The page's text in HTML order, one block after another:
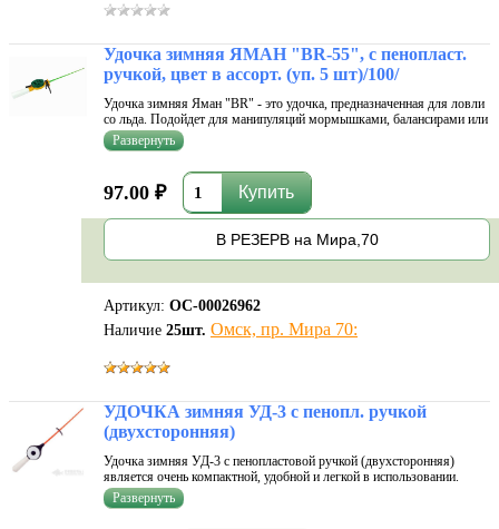
Удочка зимняя ЯМАН "BR-55", с пенопласт.
ручкой, цвет в ассорт. (уп. 5 шт)/100/
Удочка зимняя Яман "BR" - это удочка, предназначенная для ловли
со льда. Подойдет для манипуляций мормышками, балансирами или
колебалками. Предполагается оснащение кивком. Упругий и
крепкий хлыстик из поликарбоната не боится мороза, не
97.00 ₽
В РЕЗЕРВ на Мира,70
Артикул: ОС-00026962
Наличие 25шт. Омск, пр. Мира 70:
УДОЧКА зимняя УД-3 с пенопл. ручкой
(двухсторонняя)
Удочка зимняя УД-3 с пенопластовой ручкой (двухсторонняя)
является очень компактной, удобной и легкой в использовании.
Отличается долгими сроками службы, подходит для зимней ловли
рыбы. Кроме того, вас очень порадует стоимость такой удочки.